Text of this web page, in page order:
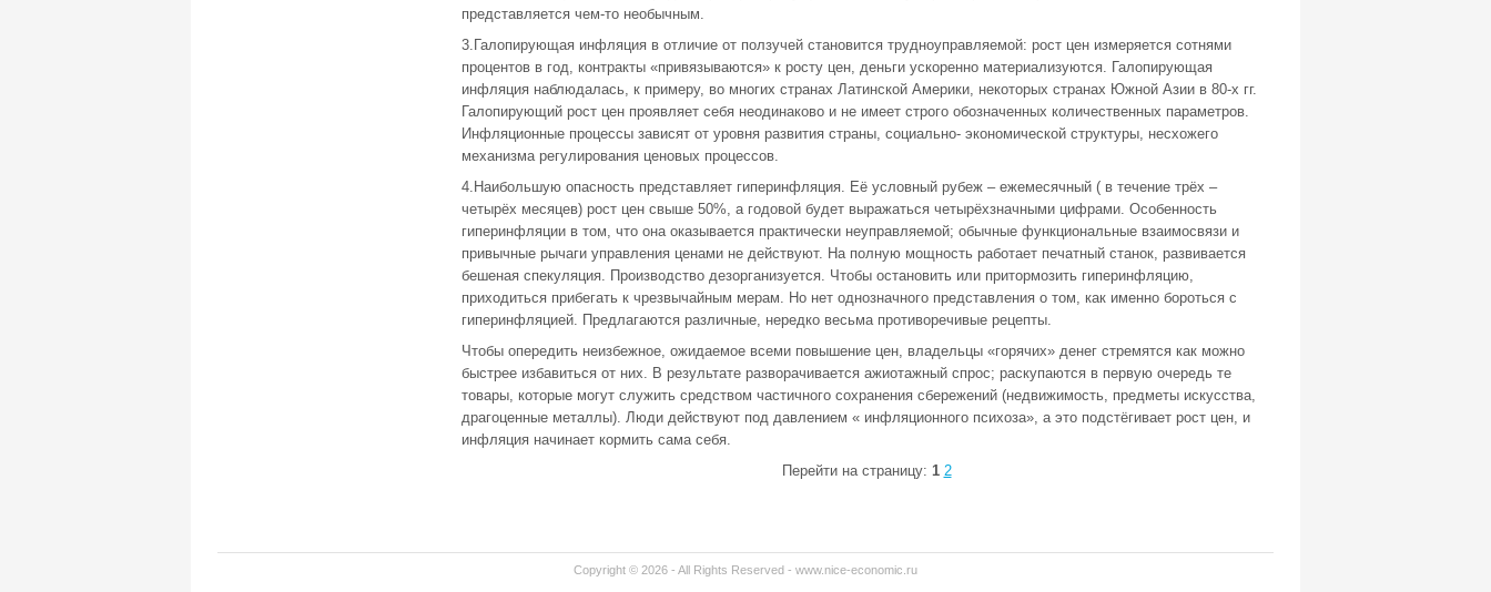
представляется чем-то необычным.
3.Галопирующая инфляция в отличие от ползучей становится трудноуправляемой: рост цен измеряется сотнями
процентов в год, контракты «привязываются» к росту цен, деньги ускоренно материализуются. Галопирующая
инфляция наблюдалась, к примеру, во многих странах Латинской Америки, некоторых странах Южной Азии в 80-х гг.
Галопирующий рост цен проявляет себя неодинаково и не имеет строго обозначенных количественных параметров.
Инфляционные процессы зависят от уровня развития страны, социально- экономической структуры, несхожего
механизма регулирования ценовых процессов.
4.Наибольшую опасность представляет гиперинфляция. Её условный рубеж – ежемесячный ( в течение трёх –
четырёх месяцев) рост цен свыше 50%, а годовой будет выражаться четырёхзначными цифрами. Особенность
гиперинфляции в том, что она оказывается практически неуправляемой; обычные функциональные взаимосвязи и
привычные рычаги управления ценами не действуют. На полную мощность работает печатный станок, развивается
бешеная спекуляция. Производство дезорганизуется. Чтобы остановить или притормозить гиперинфляцию,
приходиться прибегать к чрезвычайным мерам. Но нет однозначного представления о том, как именно бороться с
гиперинфляцией. Предлагаются различные, нередко весьма противоречивые рецепты.
Чтобы опередить неизбежное, ожидаемое всеми повышение цен, владельцы «горячих» денег стремятся как можно
быстрее избавиться от них. В результате разворачивается ажиотажный спрос; раскупаются в первую очередь те
товары, которые могут служить средством частичного сохранения сбережений (недвижимость, предметы искусства,
драгоценные металлы). Люди действуют под давлением « инфляционного психоза», а это подстёгивает рост цен, и
инфляция начинает кормить сама себя.
Перейти на страницу: 1 2
Copyright © 2026 - All Rights Reserved - www.nice-economic.ru